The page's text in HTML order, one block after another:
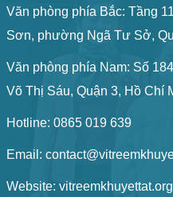
Văn phòng phía Bắc: Tầng
Sơn, phường Ngã Tư Sở,
Văn phòng phía Nam: Số
Võ Thị Sáu, Quận 3, Hồ Chí
Hotline: 0865 019 639
Email:
Website: vitreemkhuyettat.org